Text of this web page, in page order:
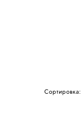
Сортировка: